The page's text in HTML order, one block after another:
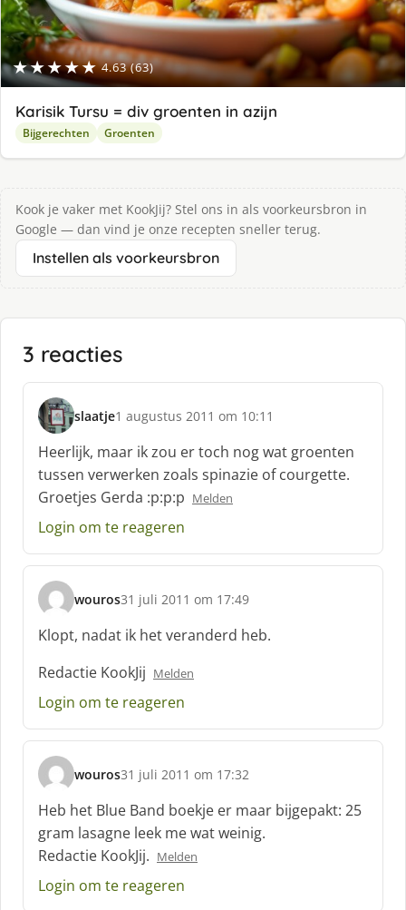
★★★★★ 4.63 (63)
Karisik Tursu = div groenten in azijn
Bijgerechten Groenten
Kook je vaker met KookJij? Stel ons in als voorkeursbron in
Google — dan vind je onze recepten sneller terug.
Instellen als voorkeursbron
3 reacties
slaatje
s
c
h
r
e
e
:
1 augustus 2011 om 10:11
Heerlijk, maar ik zou er toch nog wat groenten
tussen verwerken zoals spinazie of courgette.
Groetjes Gerda :p:p:p Melden
Login om te reageren
wouros
s
c
h
r
e
:
31 juli 2011 om 17:49
Klopt, nadat ik het veranderd heb.
Redactie KookJij Melden
Login om te reageren
wouros
s
c
h
r
e
e
31 juli 2011 om 17:32
Heb het Blue Band boekje er maar bijgepakt: 25
gram lasagne leek me wat weinig.
Redactie KookJij. Melden
Login om te reageren